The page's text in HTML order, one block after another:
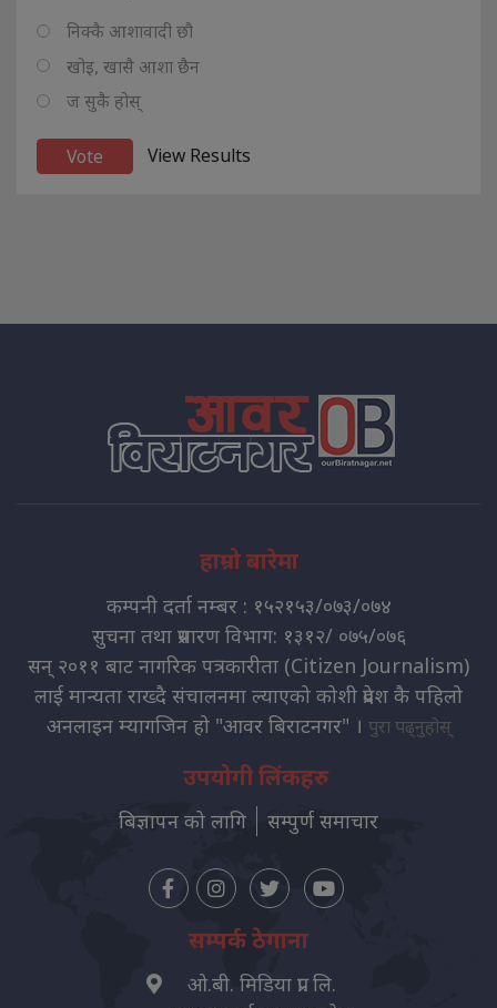
निक्कै आशावादी छौ
खोइ, खासै आशा छैन
ज सुकै होस्
View Results
हाम्रो बारेमा
कम्पनी दर्ता नम्बर : १५२१५३/०७३/०७४
सुचना तथा प्रसारण विभाग: १३१२/ ०७५/०७६
सन् २०११ बाट नागरिक पत्रकारीता (Citizen Journalism)
लाई मान्यता राख्दै संचालनमा ल्याएको कोशी प्रदेश कै पहिलो
अनलाइन म्यागजिन हो "आवर बिराटनगर" । पुरा पढ्नुहोस्
उपयोगी लिंकहरु
बिज्ञापन को लागि सम्पुर्ण समाचार
सम्पर्क ठेगाना
ओ.बी. मिडिया प्रा. लि.